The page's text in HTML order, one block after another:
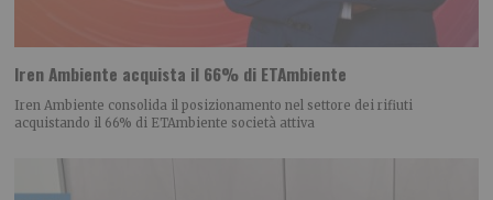
Iren Ambiente acquista il 66% di ETAmbiente
Iren Ambiente consolida il posizionamento nel settore dei rifiuti
acquistando il 66% di ETAmbiente società attiva